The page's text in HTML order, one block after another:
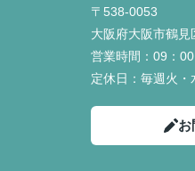
〒538-0053
大阪府大阪市鶴
営業時間： 09：
定休日： 毎週火・
お